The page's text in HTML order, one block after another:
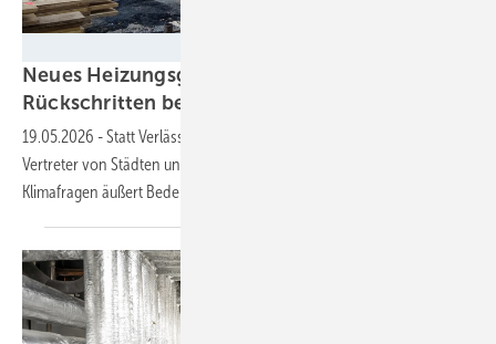
Neues Heizungsgesetz: Kommunen warnen vor
Rückschritten bei der
19.05.2026 -Statt Verlässlichkeit herrsche Verunsicherung, monieren
Vertreter von Städten und Gemeinden. Und auch der Expertenrat für
Klimafragen äußert Bedenken.